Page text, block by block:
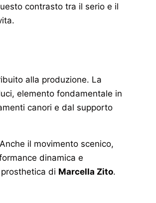
contrasto tra il serio e il
alla produzione. La
elemento fondamentale in
canori e dal supporto
il movimento scenico,
dinamica e
di Marcella Zito.